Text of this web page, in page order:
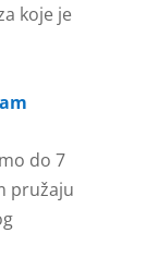
koje je
do 7
pružaju